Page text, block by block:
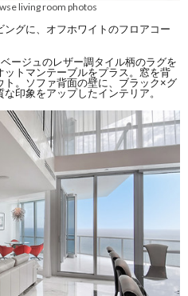
living room photos
グに、オフホワイトのフロアコー
ージュのレザー調タイル柄のラグを
トマンテーブルをプラス。窓を背
。ソファ背面の壁に、ブラック×グ
印象をアップしたインテリア。